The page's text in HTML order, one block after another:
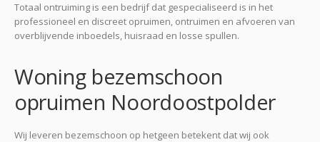
Totaal ontruiming is een bedrijf dat gespecialiseerd is in het
professioneel en discreet opruimen, ontruimen en afvoeren van
overblijvende inboedels, huisraad en losse spullen.
Woning bezemschoon
opruimen Noordoostpolder
Wij leveren bezemschoon op hetgeen betekent dat wij ook